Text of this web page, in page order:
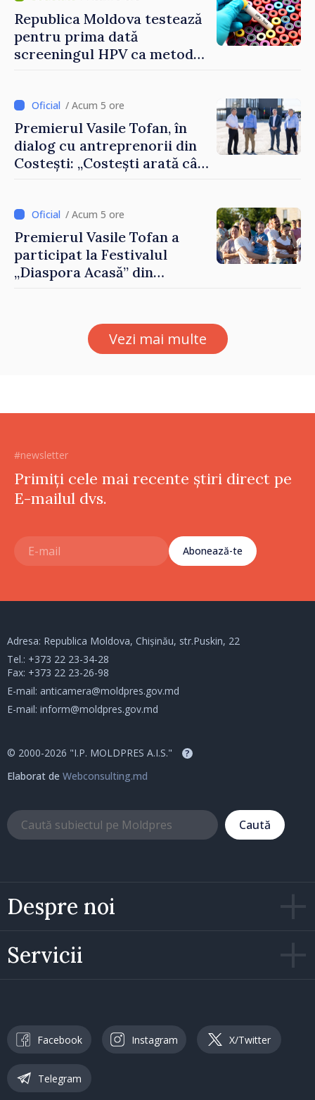
Republica Moldova testează
pentru prima dată
screeningul HPV ca metodă
/ Acum 5 ore
Premierul Vasile Tofan, în
dialog cu antreprenorii din
Costești: „Costești arată cât
există inițiativă, muncă și
spirit antreprenorial”
/ Acum 5 ore
Premierul Vasile Tofan a
participat la Festivalul
„Diaspora Acasă” din
Vezi mai multe
#newsletter
Primiți cele mai recente știri direct pe
E-mailul dvs.
Abonează-te
Despre noi
Servicii
Adresa: Republica Moldova, Chișinău, str.Puskin, 22
Tel.: +373 22 23-34-28
Fax: +373 22 23-26-98
E-mail: anticamera@moldpres.gov.md
E-mail: inform@moldpres.gov.md
© 2000-2026 "I.P. MOLDPRES A.I.S." ?
Elaborat de Webconsulting.md
Caută
Facebook Instagram X/Twitter
Telegram